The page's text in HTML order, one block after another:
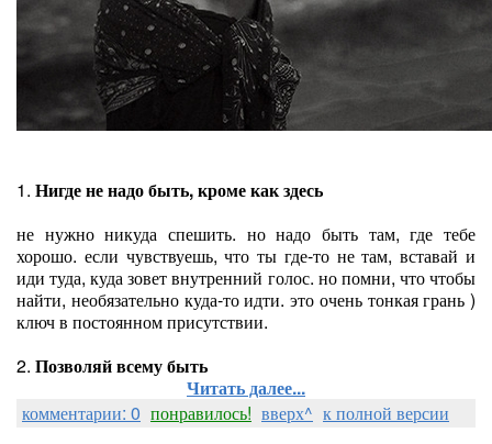
1. Нигде не надо быть, кроме как здесь
не нужно никуда спешить. но надо быть там, где тебе
хорошо. если чувствуешь, что ты где-то не там, вставай и
иди туда, куда зовет внутренний голос. но помни, что чтобы
найти, необязательно куда-то идти. это очень тонкая грань )
ключ в постоянном присутствии.
2. Позволяй всему быть
Читать далее...
комментарии: 0 понравилось! вверх^ к полной версии